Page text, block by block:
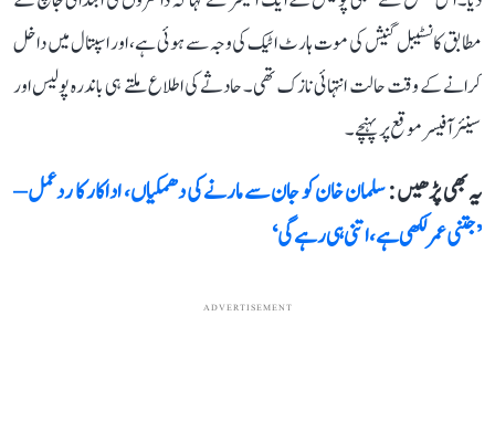
مطابق کانسٹیبل گنیش کی موت ہارٹ اٹیک کی وجہ سے ہوئی ہے، اور اسپتال میں داخل
کرانے کے وقت حالت انتہائی نازک تھی۔ حادثے کی اطلاع ملتے ہی باندرہ پولیس اور
سینئر آفیسر موقع پر پہنچے۔
یہ بھی پڑھیں :سلمان خان کو جان سے مارنے کی دھمکیاں، اداکار کا ردعمل –
’جتنی عمر لکھی ہے، اتنی ہی رہے گی‘
ADVERTISEMENT